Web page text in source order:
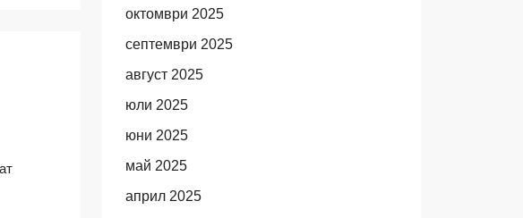
октомври 2025
септември 2025
август 2025
юли 2025
юни 2025
май 2025
април 2025